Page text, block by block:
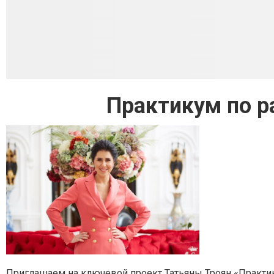
Практикум по